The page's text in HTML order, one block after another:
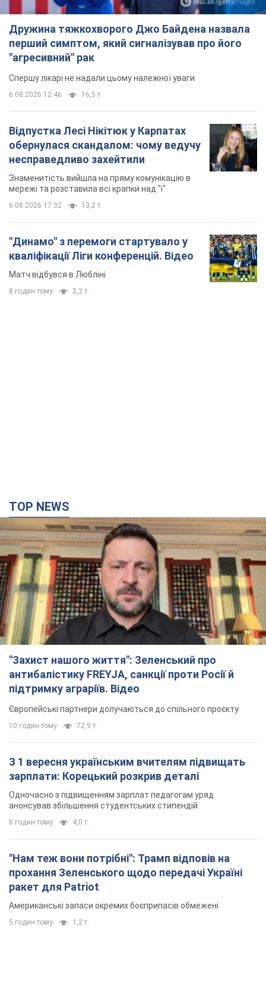
Дружина тяжкохворого Джо Байдена назвала
перший симптом, який сигналізував про його
"агресивний" рак
Спершу лікарі не надали цьому належної уваги
6.08.2026 12:46 16,5 т.
Відпустка Лесі Нікітюк у Карпатах
обернулася скандалом: чому ведучу
несправедливо захейтили
Знаменитість вийшла на пряму комунікацію в
мережі та розставила всі крапки над "і"
6.08.2026 17:32 13,2 т.
"Динамо" з перемоги стартувало у
кваліфікації Ліги конференцій. Відео
Матч відбувся в Любліні
8 годин тому 2,3 т.
TOP NEWS
"Захист нашого життя": Зеленський про
антибалістику FREYJA, санкції проти Росії й
підтримку аграріїв. Відео
Європейські партнери долучаються до спільного проєкту
10 годин тому 72,9 т.
З 1 вересня українським вчителям підвищать
зарплати: Корецький розкрив деталі
Одночасно з підвищенням зарплат педагогам уряд
анонсував збільшення студентських стипендій
6 годин тому 4,0 т.
"Нам теж вони потрібні": Трамп відповів на
прохання Зеленського щодо передачі Україні
ракет для Patriot
Американські запаси окремих боєприпасів обмежені
5 годин тому 1,2 т.